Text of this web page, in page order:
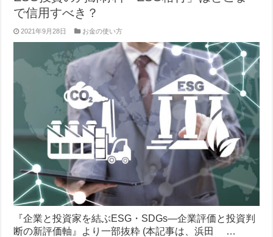
で信用すべき？
2021年9月28日 お金の使い方
『企業と投資家を結ぶESG・SDGs―企業評価と投資判
断の新評価軸』より一部抜粋 (本記事は、浜田 …